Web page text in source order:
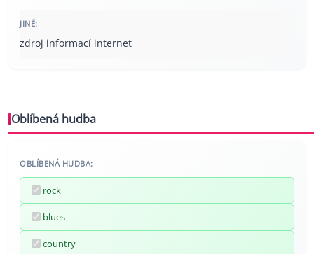
JINÉ:
zdroj informací internet
Oblíbená hudba
OBLÍBENÁ HUDBA:
rock
blues
country